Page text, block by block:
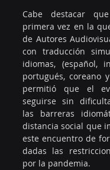
Cabe destacar
primera vez en la
de Autores
con traducción
idiomas, (español,
portugués, coreano
permitió que el
seguirse sin
las barreras
distancia social que
este encuentro de
dadas las
por la pandemia.